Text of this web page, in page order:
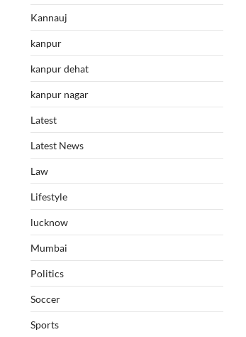
Kannauj
kanpur
kanpur dehat
kanpur nagar
Latest
Latest News
Law
Lifestyle
lucknow
Mumbai
Politics
Soccer
Sports